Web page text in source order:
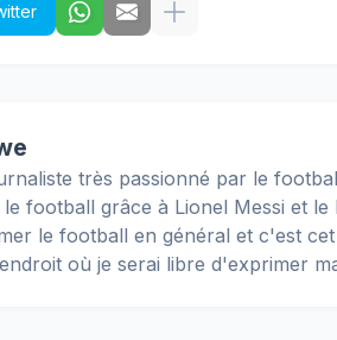
très passionné par le
football grâce à Lionel Messi et le
le football en général et c'est
où je serai libre d'exprimer